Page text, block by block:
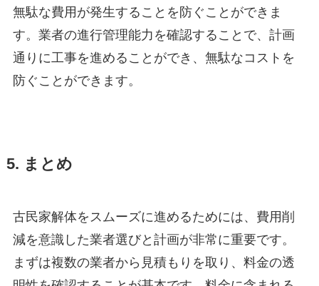
無駄な費用が発生することを防ぐことができま
す。業者の進行管理能力を確認することで、計画
通りに工事を進めることができ、無駄なコストを
防ぐことができます。
5. まとめ
古民家解体をスムーズに進めるためには、費用削
減を意識した業者選びと計画が非常に重要です。
まずは複数の業者から見積もりを取り、料金の透